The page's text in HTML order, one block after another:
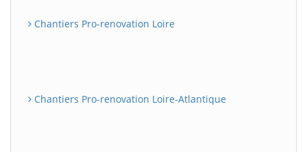
Chantiers Pro-renovation Loire
Chantiers Pro-renovation Loire-Atlantique